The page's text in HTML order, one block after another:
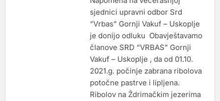
sjednici upravni odbor Srd
“Vrbas” Gornji Vakuf – Uskoplje
je donijo odluku Obavještavamo
članove SRD “VRBAS” Gornji
Vakuf – Uskoplje , da od 01.10.
2021.g. počinje zabrana ribolova
potočne pastrve i lipljena.
Ribolov na Ždrimačkim jezerima